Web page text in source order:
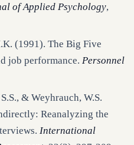
of Applied Psychology,
(1991). The Big Five
job performance. Personnel
& Weyhrauch, W.S.
Reanalyzing the
International